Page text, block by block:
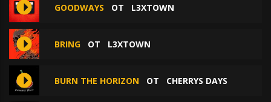
GOODWAYS ОТ L3XTOWN
BRING ОТ L3XTOWN
BURN THE HORIZON ОТ CHERRYS DAYS